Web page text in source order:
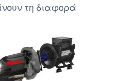
τη διαφορά